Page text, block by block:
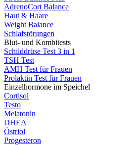
AdrenoCort Balance
Haut & Haare
Weight Balance
Schlafstörungen
Blut- und Kombitests
Schilddrüse Test 3 in 1
TSH Test
AMH Test für Frauen
Prolaktin Test für Frauen
Einzelhormone im Speichel
Cortisol
Testo
Melatonin
DHEA
Östriol
Progesteron